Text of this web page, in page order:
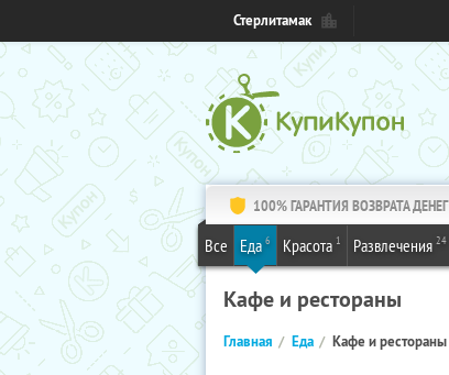
Стерлитамак
100% ГАРАНТИЯ ВОЗВРАТА ДЕНЕГ
Все Еда 6 Красота 1 Развлечения 24
Кафе и рестораны
Главная Еда Кафе и рестораны